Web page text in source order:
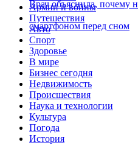
Врач объяснила, почему
смартфоном перед сном
Армии и войны
Путешествия
Авто
Спорт
Здоровье
В мире
Бизнес сегодня
Недвижимость
Происшествия
Наука и технологии
Культура
Погода
История